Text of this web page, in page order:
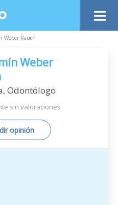
Weber Rauch
Weber
Odontólogo
sin valoraciones
opinión